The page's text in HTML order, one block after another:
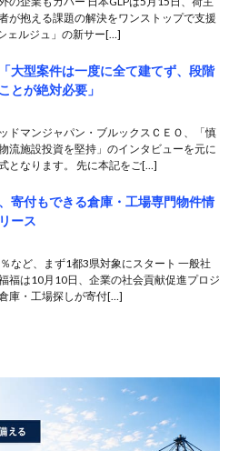
が抱える課題の解決をワンストップで支援
ェルジュ」の新サー[…]
大型案件は一度に全て建てず、段階
とが絶対必要」
ドマンジャパン・ブルックスＣＥＯ、「慎
流施設投資を堅持」のインタビューを元に
となります。 先に本記をご[…]
寄付もできる倉庫・工場専門物件情
ース
など、まず1都3県対象にスタート 一般社
福は10月10日、企業の社会貢献促進プロジ
庫・工場探しが寄付[…]